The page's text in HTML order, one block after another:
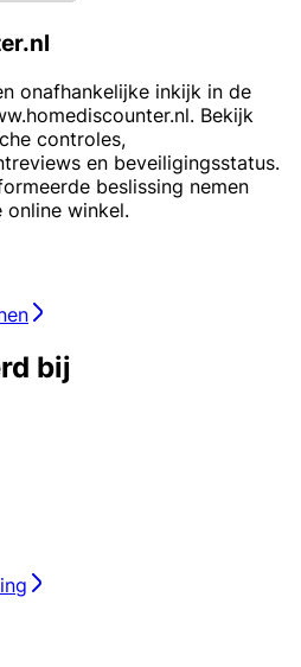
onafhankelijke inkijk in de
Bekijk
controles,
en beveiligingsstatus.
beslissing nemen
winkel.
bij